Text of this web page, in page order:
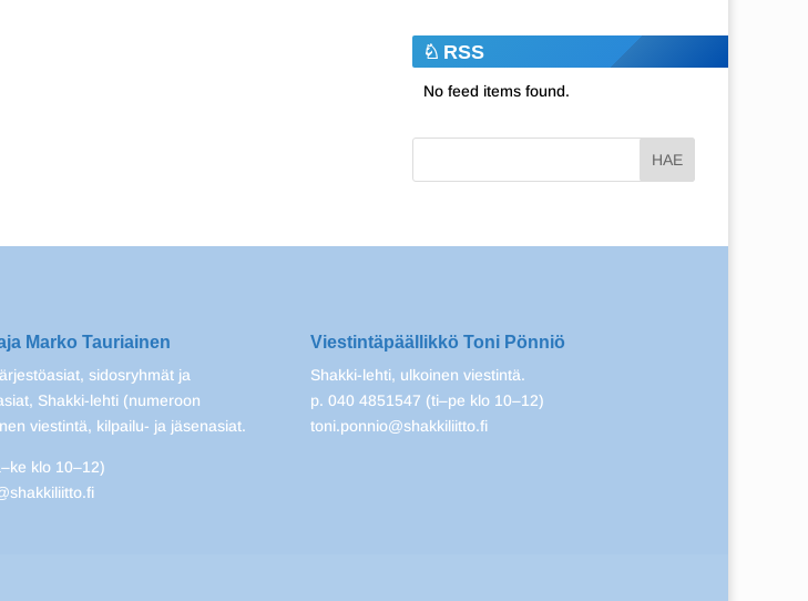
RSS
No feed items found.
Marko Tauriainen
sidosryhmät ja
Shakki-lehti (numeroon
viestintä, kilpailu- ja jäsenasiat.
klo 10–12)
Viestintäpäällikkö Toni Pönniö
Shakki-lehti, ulkoinen viestintä.
p. 040 4851547 (ti–pe klo 10–12)
toni.ponnio@shakkiliitto.fi